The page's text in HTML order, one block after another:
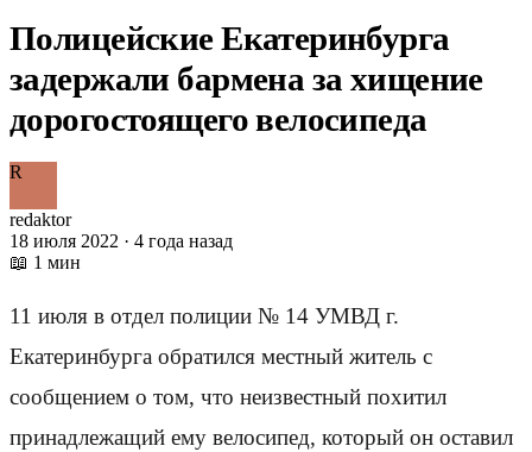
Полицейские Екатеринбурга
задержали бармена за хищение
дорогостоящего велосипеда
R
redaktor
18 июля 2022 · 4 года назад
📖 1 мин
11 июля в отдел полиции № 14 УМВД г.
Екатеринбурга обратился местный житель с
сообщением о том, что неизвестный похитил
принадлежащий ему велосипед, который он оставил